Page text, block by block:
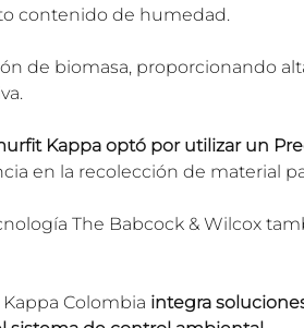
contenido de humedad.
de biomasa, proporcionando
Kappa optó por utilizar un
en la recolección de material
The Babcock & Wilcox
Colombia integra